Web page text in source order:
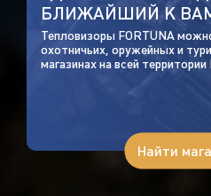
БЛИЖАЙШИЙ К
Тепловизоры FORTUNA
охотничьих, оружейных и
магазинах на всей
Найти